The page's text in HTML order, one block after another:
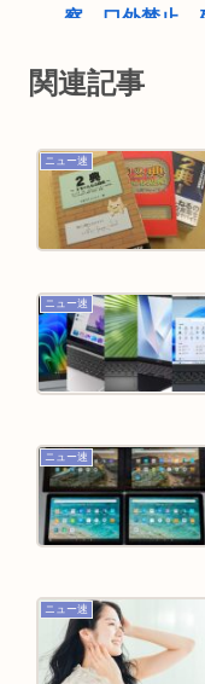
察、口外禁止、
糖質寛解傾向な
赤ちゃん産め
さん（6）里親
おっさんのハー
w」
現在ヤフコメ時
う思う？
ない
クーラーつける
渡邊渚さん、
「消え逝く」
白
古田敦也がこ
関連記事
ニュー速
ニュー速
ニュー速
ニュー速